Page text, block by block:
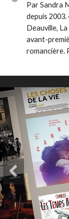
Par Sandra
depuis 2003.
Deauville,
avant-
romancière.